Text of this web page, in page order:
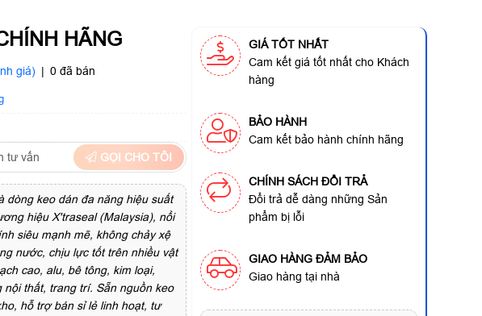
HÃNG
giá) | 0 đã bán
GỌI CHO TÔI
dòng keo dán đa năng hiệu suất
hiệu X'traseal (Malaysia), nổi
siêu mạnh mẽ, không chảy xệ
nước, chịu lực tốt trên nhiều vật
cao, alu, bê tông, kim loại,
thất, trang trí. Sẵn nguồn keo
hỗ trợ bán sỉ lẻ linh hoạt, tư
GIÁ TỐT NHẤT
Cam kết giá tốt nhất cho Khách
hàng
BẢO HÀNH
Cam kết bảo hành chính hãng
CHÍNH SÁCH ĐỔI TRẢ
Đổi trả dễ dàng những Sản
phẩm bị lỗi
GIAO HÀNG ĐẢM BẢO
Giao hàng tại nhà